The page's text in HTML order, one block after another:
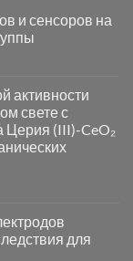
и сенсоров на
активности
свете с
(III)-CeO₂
для